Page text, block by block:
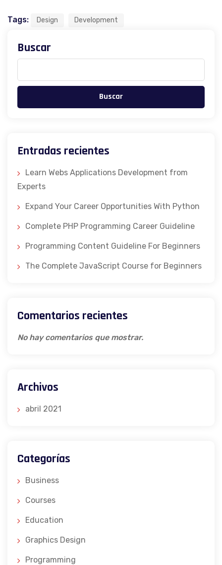
Tags: Design Development
Buscar
Buscar
Entradas recientes
Learn Webs Applications Development from
Experts
Expand Your Career Opportunities With Python
Complete PHP Programming Career Guideline
Programming Content Guideline For Beginners
The Complete JavaScript Course for Beginners
Comentarios recientes
No hay comentarios que mostrar.
Archivos
abril 2021
Categorías
Business
Courses
Education
Graphics Design
Programming